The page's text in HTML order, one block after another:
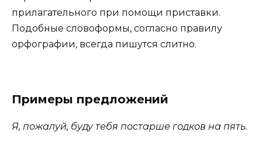
прилагательного при помощи приставки.
Подобные словоформы, согласно правилу
орфографии, всегда пишутся слитно.
Примеры предложений
Я, пожалуй, буду тебя постарше годков на пять.